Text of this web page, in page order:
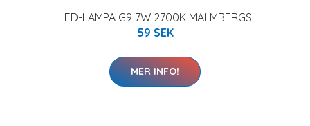
LED-LAMPA G9 7W 2700K MALMBERGS
59 SEK
MER INFO!